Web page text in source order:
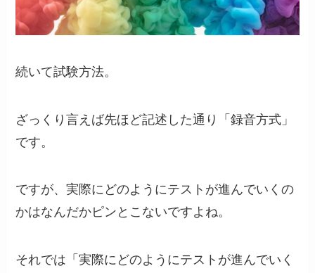
続いて試験方法。
ざっくり言えば先ほど記述した通り「録音方式」
です。
ですが、実際にどのようにテストが進んでいくの
かはなんだかピンとこないですよね。
それでは「実際にどのようにテストが進んでいく